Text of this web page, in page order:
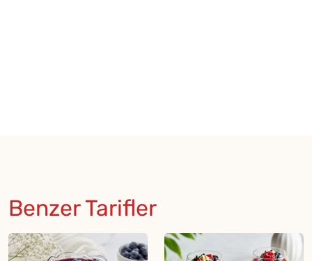
Benzer Tarifler